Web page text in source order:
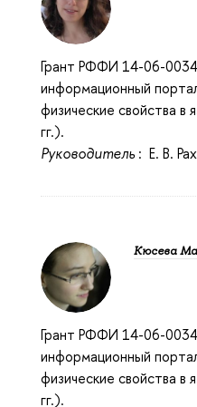
Грант РФФИ 14-06-
информационный
физические свойства
гг.).
Руководитель : Е. В.
Кюсева
Грант РФФИ 14-06-
информационный
физические свойства
гг.).